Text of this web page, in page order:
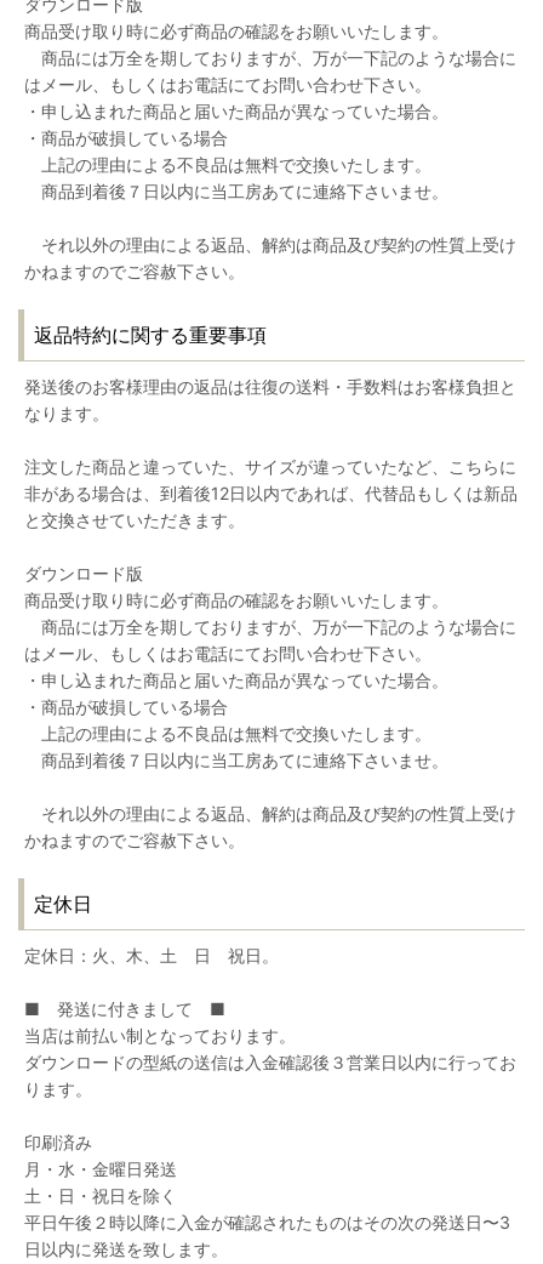
ダウンロード版
商品受け取り時に必ず商品の確認をお願いいたします。
商品には万全を期しておりますが、万が一下記のような場合に
はメール、もしくはお電話にてお問い合わせ下さい。
・申し込まれた商品と届いた商品が異なっていた場合。
・商品が破損している場合
上記の理由による不良品は無料で交換いたします。
商品到着後７日以内に当工房あてに連絡下さいませ。
それ以外の理由による返品、解約は商品及び契約の性質上受け
かねますのでご容赦下さい。
返品特約に関する重要事項
発送後のお客様理由の返品は往復の送料・手数料はお客様負担と
なります。
注文した商品と違っていた、サイズが違っていたなど、こちらに
非がある場合は、到着後12日以内であれば、代替品もしくは新品
と交換させていただきます。
ダウンロード版
商品受け取り時に必ず商品の確認をお願いいたします。
商品には万全を期しておりますが、万が一下記のような場合に
はメール、もしくはお電話にてお問い合わせ下さい。
・申し込まれた商品と届いた商品が異なっていた場合。
・商品が破損している場合
上記の理由による不良品は無料で交換いたします。
商品到着後７日以内に当工房あてに連絡下さいませ。
それ以外の理由による返品、解約は商品及び契約の性質上受け
かねますのでご容赦下さい。
定休日
定休日：火、木、土 日 祝日。
■ 発送に付きまして ■
当店は前払い制となっております。
ダウンロードの型紙の送信は入金確認後３営業日以内に行ってお
ります。
印刷済み
月・水・金曜日発送
土・日・祝日を除く
平日午後２時以降に入金が確認されたものはその次の発送日〜3
日以内に発送を致します。